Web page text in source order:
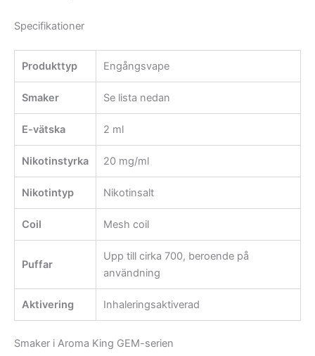
Specifikationer
Produkttyp Engångsvape
Smaker Se lista nedan
E-vätska 2 ml
Nikotinstyrka 20 mg/ml
Nikotintyp Nikotinsalt
Coil Mesh coil
Puffar
Upp till cirka 700, beroende på
användning
Aktivering Inhaleringsaktiverad
Smaker i Aroma King GEM-serien